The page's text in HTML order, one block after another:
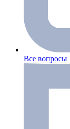
Все вопросы